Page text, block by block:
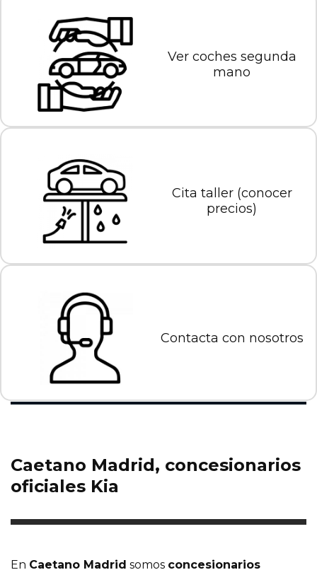
Ver coches segunda
mano
Cita taller (conocer
precios)
Contacta con nosotros
Caetano Madrid, concesionarios
oficiales Kia
En Caetano Madrid somos concesionarios